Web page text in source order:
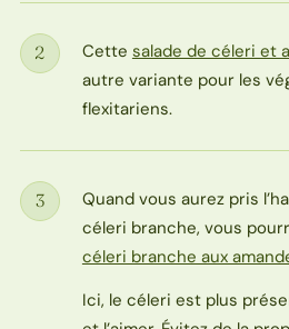
Étape
2 Cette salade de céleri et
autre variante pour les
flexitariens.
Étape
3
Quand vous aurez pris
céleri branche, vous
céleri branche aux
Ici, le céleri est plus